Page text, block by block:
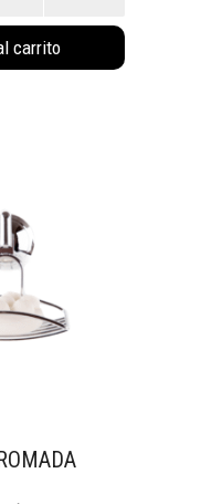
carrito